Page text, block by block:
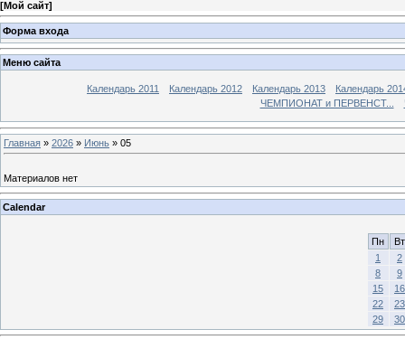
[Мой сайт]
Форма входа
Меню сайта
Календарь 2011 Календарь 2012 Календарь 2013
Календарь
ЧЕМПИОНАТ и ПЕРВЕНСТ...
Главная » 2026 » Июнь » 05
Материалов нет
Calendar
Пн
Вт
1
2
8
9
15
16
22
23
29
30